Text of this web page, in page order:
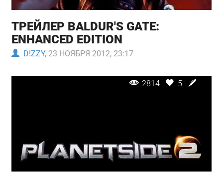
ТРЕЙЛЕР BALDUR'S GATE:
ENHANCED EDITION
D!ZZY, 23 НОЯБРЯ 2012, 23:17
2814 5